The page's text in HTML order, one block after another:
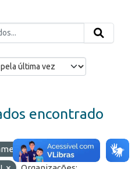
encontrado
Formatos: